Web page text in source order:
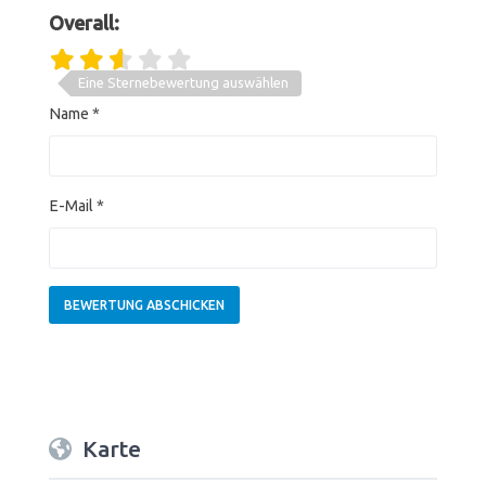
Overall:
Eine Sternebewertung auswählen
Name *
E-Mail *
Karte